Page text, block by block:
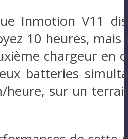
Inmotion V11
10 heures,
chargeur en
batteries
heure, sur un